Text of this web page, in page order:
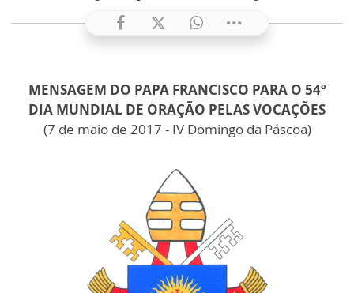
MENSAGEM DO PAPA FRANCISCO PARA O 54º
DIA MUNDIAL DE ORAÇÃO PELAS VOCAÇÕES
(7 de maio de 2017 - IV Domingo da Páscoa)